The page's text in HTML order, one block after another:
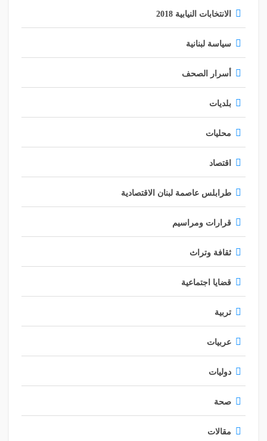
الانتخابات النيابية 2018
سياسة لبنانية
أسرار الصحف
بلديات
محليات
اقتصاد
طرابلس عاصمة لبنان الاقتصادية
قرارات ومراسيم
ثقافة وتراث
قضايا اجتماعية
تربية
عربيات
دوليات
صحة
مقالات